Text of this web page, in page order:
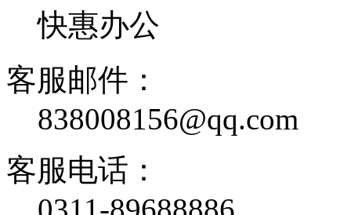
快惠办公
客服邮件：
838008156@qq.com
客服电话：